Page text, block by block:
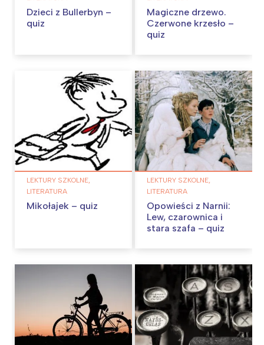
Dzieci z Bullerbyn –
quiz
Magiczne drzewo.
Czerwone krzesło –
quiz
LEKTURY SZKOLNE,
LITERATURA
Mikołajek – quiz
LEKTURY SZKOLNE,
LITERATURA
Opowieści z Narnii:
Lew, czarownica i
stara szafa – quiz